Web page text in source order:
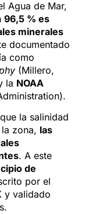
Agua de Mar,
96,5 % es
minerales
documentado
como
(Millero,
la NOAA
la salinidad
zona, las
. A este
de
por el
y validado